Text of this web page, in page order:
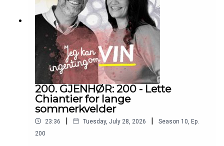
200. GJENHØR: 200 - Lette
Chiantier for lange
sommerkvelder
23:36 | Tuesday, July 28, 2026 | Season 10 Ep.
200